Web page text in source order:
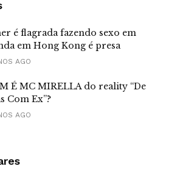
é flagrada fazendo sexo em
em Hong Kong é presa
AGO
É MC MIRELLA do reality “De
Com Ex”?
AGO